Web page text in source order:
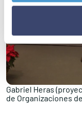
Gabriel Heras
de Organizaciones